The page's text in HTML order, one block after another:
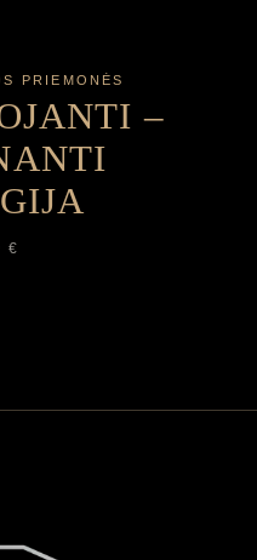
PRIEMONĖS
–
€